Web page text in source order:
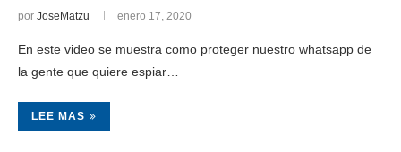
por JoseMatzu enero 17, 2020
En este video se muestra como proteger nuestro whatsapp de
la gente que quiere espiar…
LEE MAS